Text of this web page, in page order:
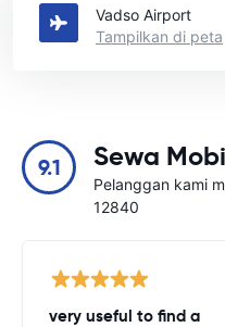
Vadso Airport
Tampilkan di peta
9.1 Sewa
Pelanggan kami
12840
very useful to find a